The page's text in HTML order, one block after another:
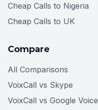
Cheap Calls to Nigeria
Cheap Calls to UK
Compare
All Comparisons
VoixCall vs Skype
VoixCall vs Google Voice